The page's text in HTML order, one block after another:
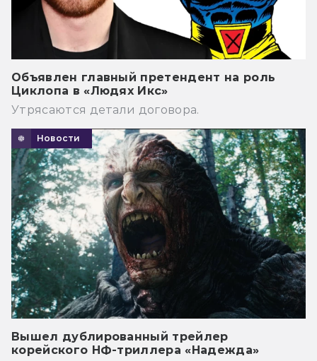
Объявлен главный претендент на роль
Циклопа в «Людях Икс»
Утрясаются детали договора.
Новости
Вышел дублированный трейлер
корейского НФ-триллера «Надежда»